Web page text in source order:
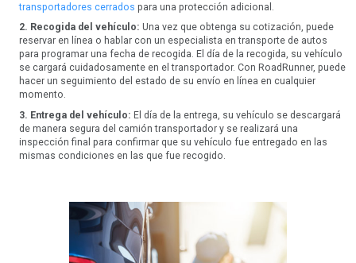
transportadores cerrados para una protección adicional.
2. Recogida del vehículo: Una vez que obtenga su cotización, puede
reservar en línea o hablar con un especialista en transporte de autos
para programar una fecha de recogida. El día de la recogida, su vehículo
se cargará cuidadosamente en el transportador. Con RoadRunner, puede
hacer un seguimiento del estado de su envío en línea en cualquier
momento.
3. Entrega del vehículo: El día de la entrega, su vehículo se descargará
de manera segura del camión transportador y se realizará una
inspección final para confirmar que su vehículo fue entregado en las
mismas condiciones en las que fue recogido.